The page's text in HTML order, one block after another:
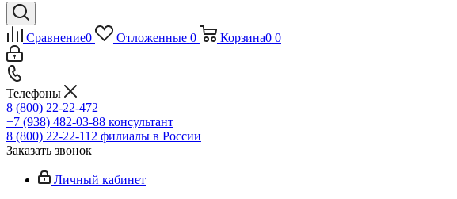
Сравнение0 Отложенные 0 Корзина0 0
Телефоны
8 (800) 22-22-472
+7 (938) 482-03-88 консультант
8 (800) 22-22-112 филиалы в России
Заказать звонок
Личный кабинет